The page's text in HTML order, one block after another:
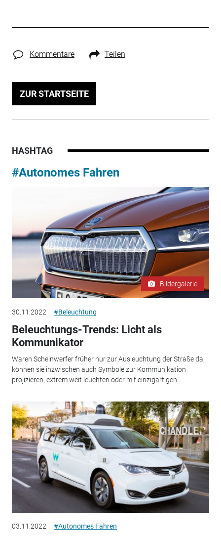
Kommentare Teilen
ZUR STARTSEITE
HASHTAG
#Autonomes Fahren
Bildergalerie
30.11.2022 #Beleuchtung
Beleuchtungs-Trends: Licht als
Kommunikator
Waren Scheinwerfer früher nur zur Ausleuchtung der Straße da,
können sie inzwischen auch Symbole zur Kommunikation
projizieren, extrem weit leuchten oder mit einzigartigen...
03.11.2022 #Autonomes Fahren